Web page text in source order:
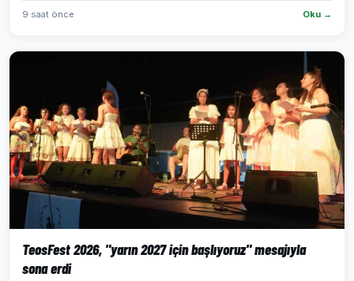
9 saat önce Oku →
TeosFest 2026, "yarın 2027 için başlıyoruz" mesajıyla
sona erdi